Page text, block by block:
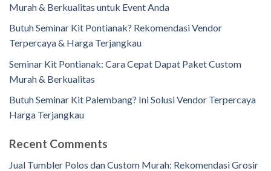
Murah & Berkualitas untuk Event Anda
Butuh Seminar Kit Pontianak? Rekomendasi Vendor
Terpercaya & Harga Terjangkau
Seminar Kit Pontianak: Cara Cepat Dapat Paket Custom
Murah & Berkualitas
Butuh Seminar Kit Palembang? Ini Solusi Vendor Terpercaya
Harga Terjangkau
Recent Comments
Jual Tumbler Polos dan Custom Murah: Rekomendasi Grosir